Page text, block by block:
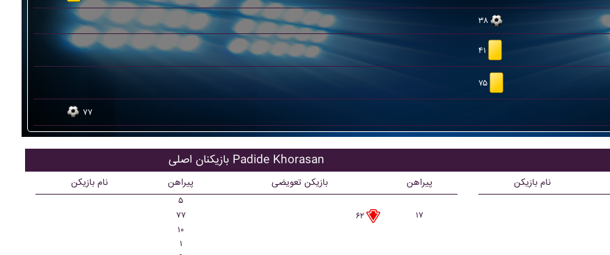
۳۸
۴۱
۷۵
۷۷
بازیکنان اصلی Padide Khorasan
نام بازیکن پیراهن بازیکن تعویضی پیراهن
۵
۷۷
۶۲
۱۷
۱۰
۱
نام بازیکن